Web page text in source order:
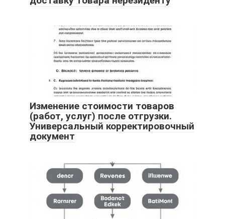
Изменение стоимости товаров
(работ, услуг) после отгрузки.
Универсальный корректировочный
документ